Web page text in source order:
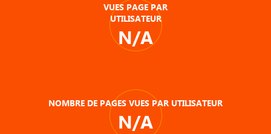
VUES PAGE PAR
UTILISATEUR
N/A
NOMBRE DE PAGES VUES PAR UTILISATEUR
N/A